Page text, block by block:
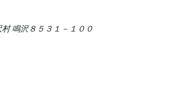
鳴沢８５３１－１００